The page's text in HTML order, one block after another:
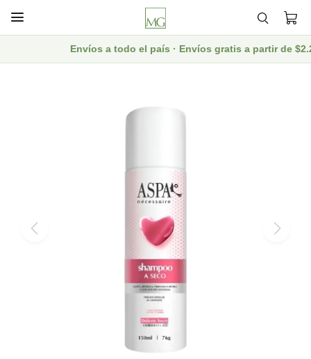

Envíos a todo el país · Envíos gratis a partir de